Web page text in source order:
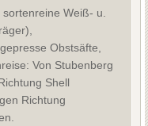
Weiß- u.
Obstsäfte,
Von Stubenberg
Shell
Richtung